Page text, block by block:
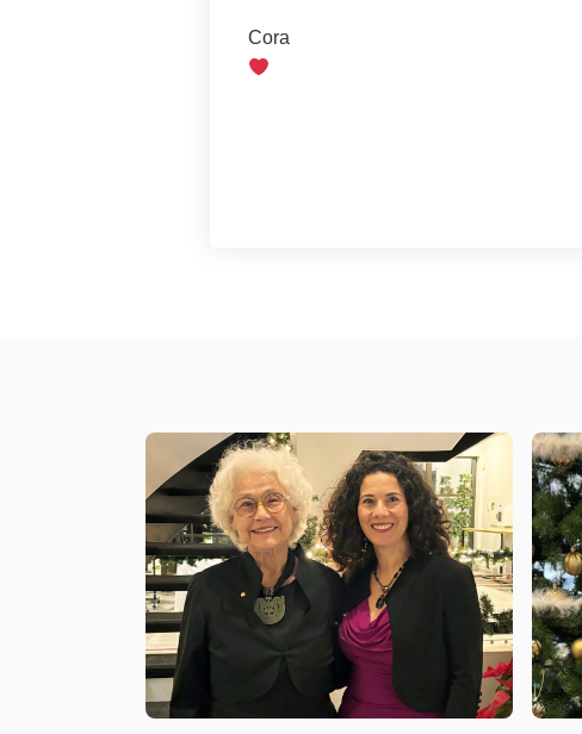
Cora